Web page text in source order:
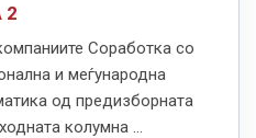
2
Соработка со
и меѓународна
од предизборната
колумна ...